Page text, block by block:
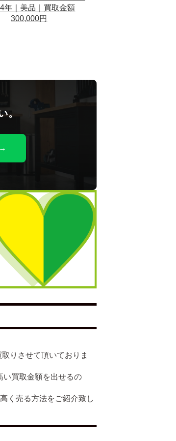
年｜美品｜買取金額
300,000円
。
りさせて頂いておりま
い買取金額を出せるの
く売る方法をご紹介致し